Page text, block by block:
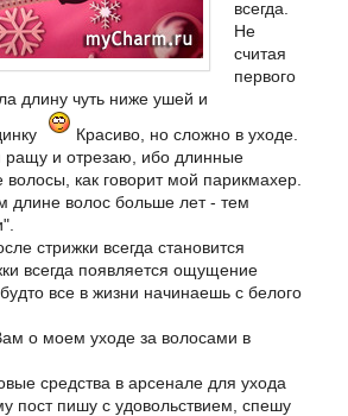
всегда.
Не
считая
первого
длину чуть ниже ушей и
Красиво, но сложно в уходе.
ращу и отрезаю, ибо длинные
как говорит мой парикмахер.
длине волос больше лет - тем
стрижки всегда становится
всегда появляется ощущение
все в жизни начинаешь с белого
о моем уходе за волосами в
средства в арсенале для ухода
пост пишу с удовольствием, спешу